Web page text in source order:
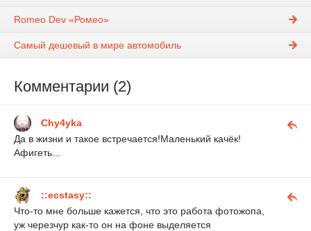
Romeo Dev «Ромео»
Самый дешевый в мире автомобиль
Комментарии (2)
Chy4yka
Да в жизни и такое встречается!Маленький качёк!
Афигеть...
::ecstasy::
Что-то мне больше кажется, что это работа фотожопа,
уж черезчур как-то он на фоне выделяется